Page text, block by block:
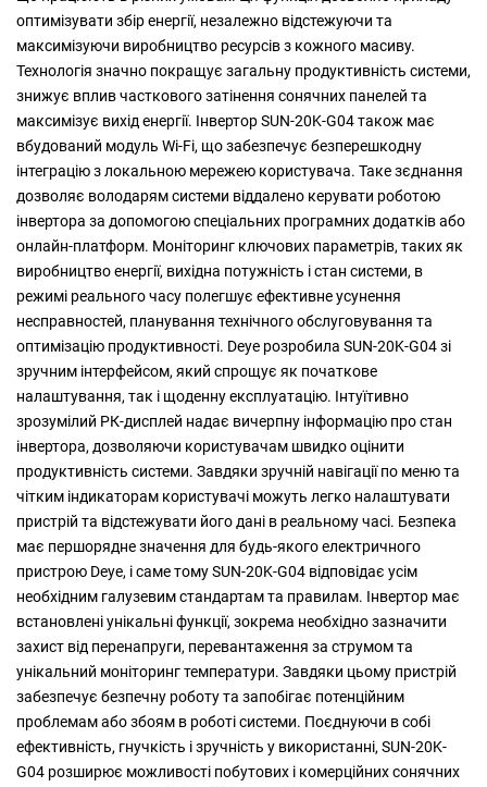
оптимізувати збір енергії, незалежно відстежуючи та
максимізуючи виробництво ресурсів з кожного масиву.
Технологія значно покращує загальну продуктивність системи,
знижує вплив часткового затінення сонячних панелей та
максимізує вихід енергії. Інвертор SUN-20K-G04 також має
вбудований модуль Wi-Fi, що забезпечує безперешкодну
інтеграцію з локальною мережею користувача. Таке зєднання
дозволяє володарям системи віддалено керувати роботою
інвертора за допомогою спеціальних програмних додатків або
онлайн-платформ. Моніторинг ключових параметрів, таких як
виробництво енергії, вихідна потужність і стан системи, в
режимі реального часу полегшує ефективне усунення
несправностей, планування технічного обслуговування та
оптимізацію продуктивності. Deye розробила SUN-20K-G04 зі
зручним інтерфейсом, який спрощує як початкове
налаштування, так і щоденну експлуатацію. Інтуїтивно
зрозумілий РК-дисплей надає вичерпну інформацію про стан
інвертора, дозволяючи користувачам швидко оцінити
продуктивність системи. Завдяки зручній навігації по меню та
чітким індикаторам користувачі можуть легко налаштувати
пристрій та відстежувати його дані в реальному часі. Безпека
має першорядне значення для будь-якого електричного
пристрою Deye, і саме тому SUN-20K-G04 відповідає усім
необхідним галузевим стандартам та правилам. Інвертор має
встановлені унікальні функції, зокрема необхідно зазначити
захист від перенапруги, перевантаження за струмом та
унікальний моніторинг температури. Завдяки цьому пристрій
забезпечує безпечну роботу та запобігає потенційним
проблемам або збоям в роботі системи. Поєднуючи в собі
ефективність, гнучкість і зручність у використанні, SUN-20K-
G04 розширює можливості побутових і комерційних сонячних